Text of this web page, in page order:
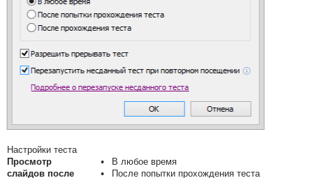
Настройки теста
Просмотр
слайдов после
В любое время
После попытки прохождения теста